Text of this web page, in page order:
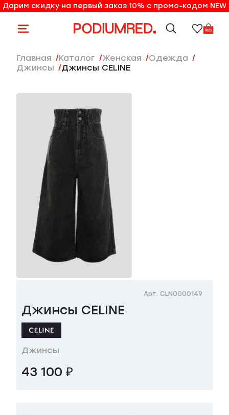
10% на первый заказ по промо-коду NEW
Дарим скидку на первый заказ 10% с промо-кодом NEW
Главная Каталог женская
Одежда
Джинсы
Джинсы CELINE
Джинсы CELINE
Арт. CLN0000149
Джинсы
43 100 ₽